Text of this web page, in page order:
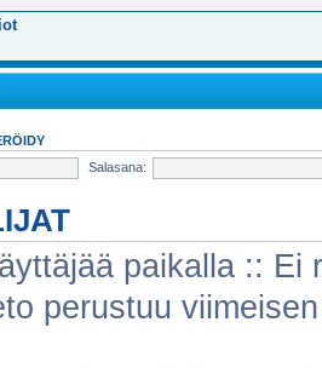
Salasana:
paikalla :: Ei
perustuu